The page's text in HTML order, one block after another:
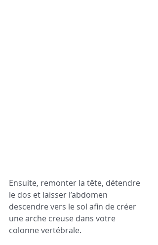
Ensuite, remonter la tête, détendre
le dos et laisser l’abdomen
descendre vers le sol afin de créer
une arche creuse dans votre
colonne vertébrale.